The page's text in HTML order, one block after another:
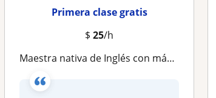
Primera clase gratis
$25/h
Maestra nativa de Inglés con más de 18 años de experiencia